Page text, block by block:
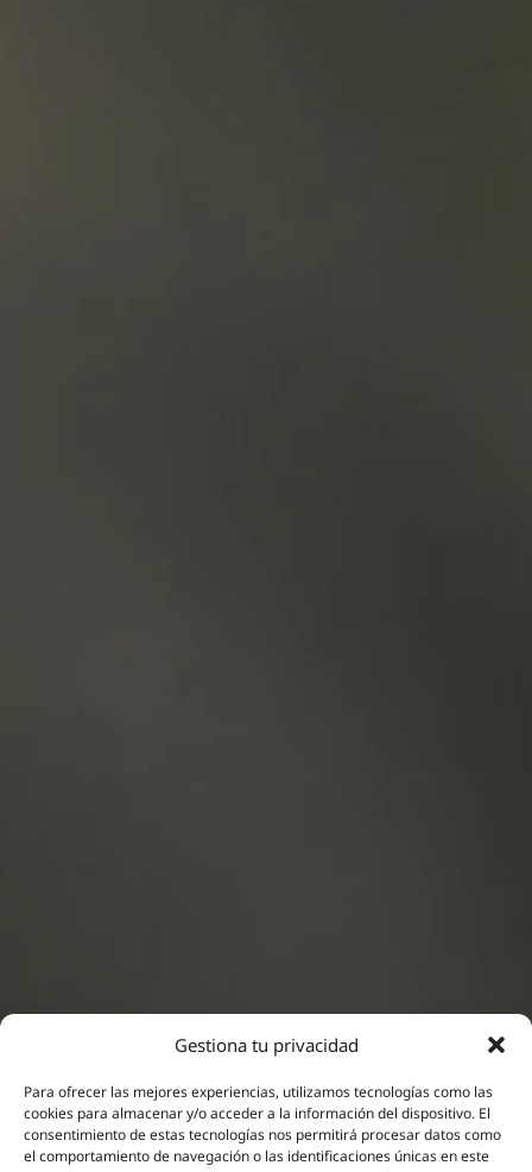
Gestiona tu privacidad
Para ofrecer las mejores experiencias, utilizamos tecnologías como las
cookies para almacenar y/o acceder a la información del dispositivo. El
consentimiento de estas tecnologías nos permitirá procesar datos como
el comportamiento de navegación o las identificaciones únicas en este
Neuromodulación